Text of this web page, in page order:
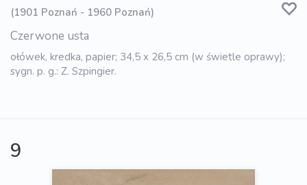
(1901 Poznań - 1960 Poznań)
Czerwone usta
ołówek, kredka, papier; 34,5 x 26,5 cm (w świetle oprawy);
sygn. p. g.: Z. Szpingier.
9